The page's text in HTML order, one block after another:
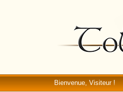
Bienvenue, Visiteur !